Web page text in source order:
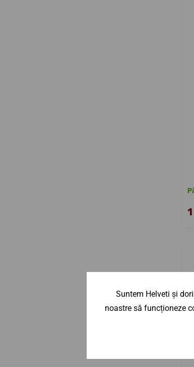
Suntem Helveti și
noastre să funcționeze